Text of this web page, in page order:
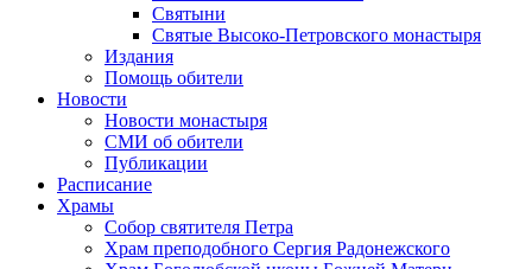
Святыни
Святые Высоко-Петровского монастыря
Издания
Помощь обители
Новости
Новости монастыря
СМИ об обители
Публикации
Расписание
Храмы
Собор святителя Петра
Храм преподобного Сергия Радонежского